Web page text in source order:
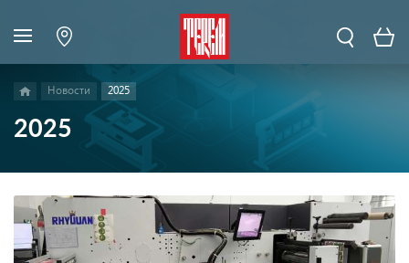
Новости 2025
2025